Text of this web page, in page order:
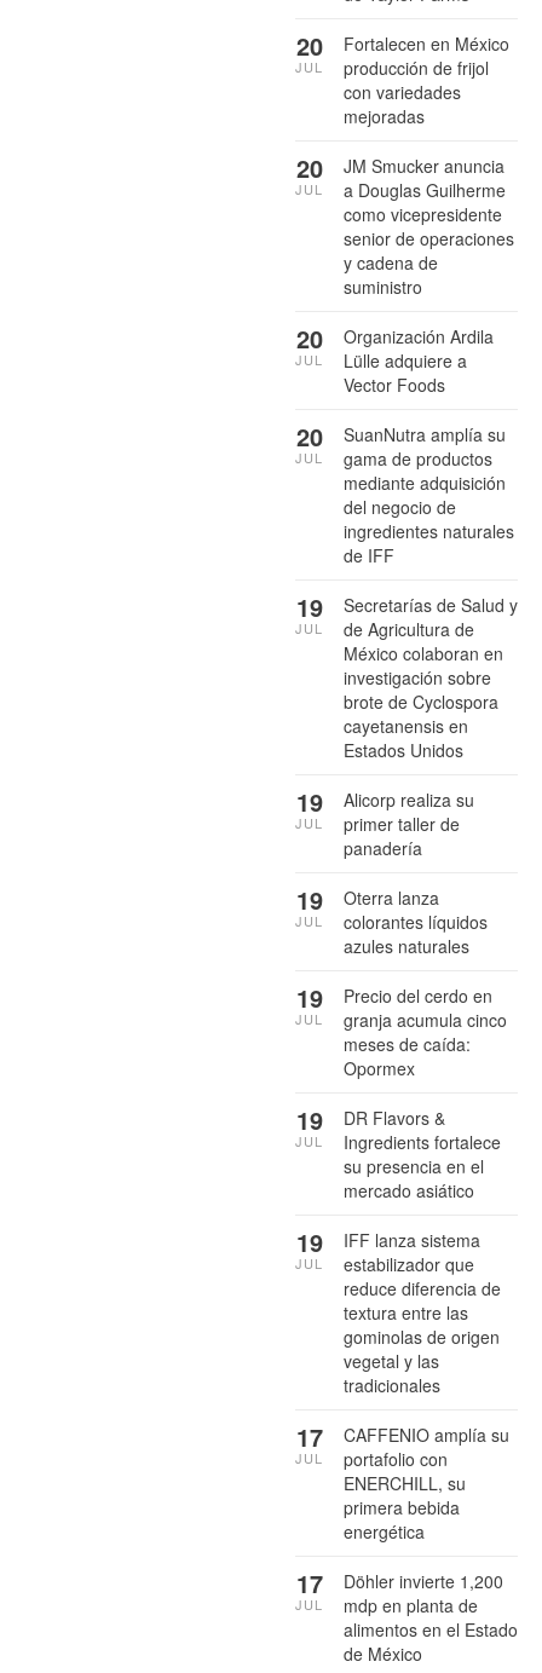
Fortalecen en México
producción de frijol
con variedades
mejoradas
20
JUL
JM Smucker anuncia
a Douglas Guilherme
como vicepresidente
senior de operaciones
y cadena de
suministro
20
JUL
Organización Ardila
Lülle adquiere a
Vector Foods
20
JUL
SuanNutra amplía su
gama de productos
mediante adquisición
del negocio de
ingredientes naturales
de IFF
20
JUL
Secretarías de Salud y
de Agricultura de
México colaboran en
investigación sobre
brote de Cyclospora
cayetanensis en
Estados Unidos
19
JUL
Alicorp realiza su
primer taller de
panadería
19
JUL
Oterra lanza
colorantes líquidos
azules naturales
19
JUL
Precio del cerdo en
granja acumula cinco
meses de caída:
Opormex
19
JUL
DR Flavors &
Ingredients fortalece
su presencia en el
mercado asiático
19
JUL
IFF lanza sistema
estabilizador que
reduce diferencia de
textura entre las
gominolas de origen
vegetal y las
tradicionales
19
JUL
CAFFENIO amplía su
portafolio con
ENERCHILL, su
primera bebida
energética
17
JUL
Döhler invierte 1,200
mdp en planta de
alimentos en el Estado
de México
17
JUL